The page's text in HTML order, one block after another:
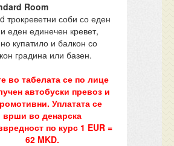
Room
трокреветни соби со еден
еден единечен кревет,
купатило и балкон со
градина или базен.
во табелата се по лице
автобуски превоз и
Уплатата се
врши во денарска
по курс 1 EUR =
62 MKD.